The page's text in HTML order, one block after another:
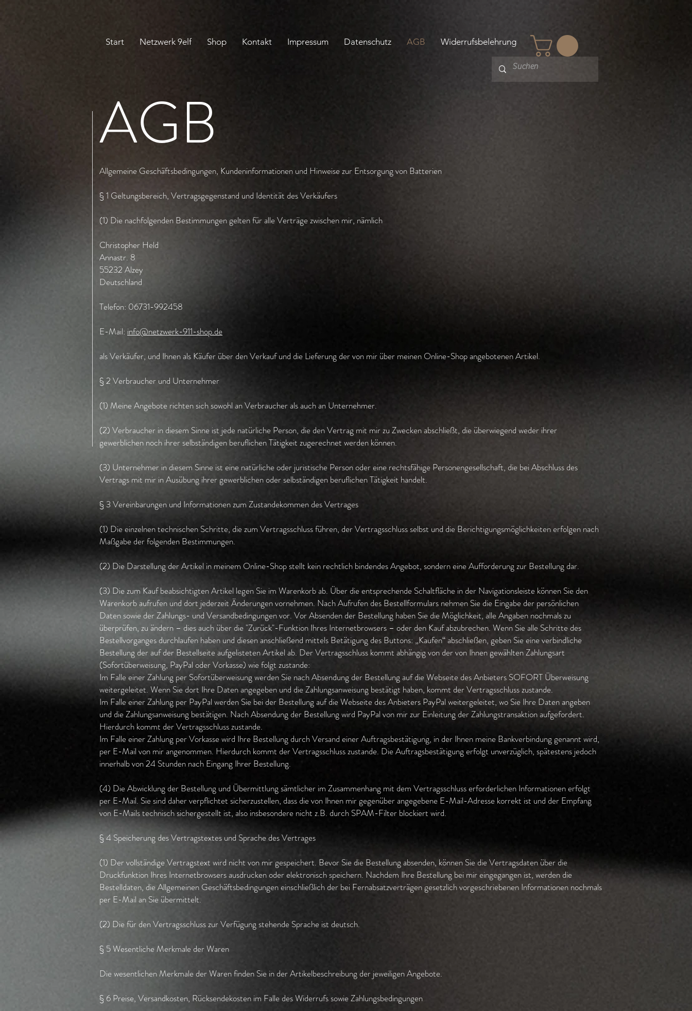
Start Netzwerk 9elf Shop Kontakt Impressum Datenschutz AGB Widerrufsbelehrung
AGB
Allgemeine Geschäftsbedingungen, Kundeninformationen und Hinweise zur Entsorgung von Batterien
§ 1 Geltungsbereich, Vertragsgegenstand und Identität des Verkäufers
(1) Die nachfolgenden Bestimmungen gelten für alle Verträge zwischen mir, nämlich
Christopher Held
Annastr. 8
55232 Alzey
Deutschland
Telefon: 06731-992458
E-Mail: info@netzwerk-911-shop.de
als Verkäufer, und Ihnen als Käufer über den Verkauf und die Lieferung der von mir über meinen Online-Shop angebotenen Artikel.
§ 2 Verbraucher und Unternehmer
(1) Meine Angebote richten sich sowohl an Verbraucher als auch an Unternehmer.
(2) Verbraucher in diesem Sinne ist jede natürliche Person, die den Vertrag mit mir zu Zwecken abschließt, die überwiegend weder ihrer
gewerblichen noch ihrer selbständigen beruflichen Tätigkeit zugerechnet werden können.
(3) Unternehmer in diesem Sinne ist eine natürliche oder juristische Person oder eine rechtsfähige Personengesellschaft, die bei Abschluss des
Vertrags mit mir in Ausübung ihrer gewerblichen oder selbständigen beruflichen Tätigkeit handelt.
§ 3 Vereinbarungen und Informationen zum Zustandekommen des Vertrages
(1) Die einzelnen technischen Schritte, die zum Vertragsschluss führen, der Vertragsschluss selbst und die Berichtigungsmöglichkeiten erfolgen nach
Maßgabe der folgenden Bestimmungen.
(2) Die Darstellung der Artikel in meinem Online-Shop stellt kein rechtlich bindendes Angebot, sondern eine Aufforderung zur Bestellung dar.
(3) Die zum Kauf beabsichtigten Artikel legen Sie im Warenkorb ab. Über die entsprechende Schaltfläche in der Navigationsleiste können Sie den
Warenkorb aufrufen und dort jederzeit Änderungen vornehmen. Nach Aufrufen des Bestellformulars nehmen Sie die Eingabe der persönlichen
Daten sowie der Zahlungs- und Versandbedingungen vor. Vor Absenden der Bestellung haben Sie die Möglichkeit, alle Angaben nochmals zu
überprüfen, zu ändern – dies auch über die "Zurück"-Funktion Ihres Internetbrowsers – oder den Kauf abzubrechen. Wenn Sie alle Schritte des
Bestellvorganges durchlaufen haben und diesen anschließend mittels Betätigung des Buttons: „Kaufen“ abschließen, geben Sie eine verbindliche
Bestellung der auf der Bestellseite aufgelisteten Artikel ab. Der Vertragsschluss kommt abhängig von der von Ihnen gewählten Zahlungsart
(Sofortüberweisung, PayPal oder Vorkasse) wie folgt zustande:
Im Falle einer Zahlung per Sofortüberweisung werden Sie nach Absendung der Bestellung auf die Webseite des Anbieters SOFORT Überweisung
weitergeleitet. Wenn Sie dort Ihre Daten angegeben und die Zahlungsanweisung bestätigt haben, kommt der Vertragsschluss zustande.
Im Falle einer Zahlung per PayPal werden Sie bei der Bestellung auf die Webseite des Anbieters PayPal weitergeleitet, wo Sie Ihre Daten angeben
und die Zahlungsanweisung bestätigen. Nach Absendung der Bestellung wird PayPal von mir zur Einleitung der Zahlungstransaktion aufgefordert.
Hierdurch kommt der Vertragsschluss zustande.
Im Falle einer Zahlung per Vorkasse wird Ihre Bestellung durch Versand einer Auftragsbestätigung, in der Ihnen meine Bankverbindung genannt wird,
per E-Mail von mir angenommen. Hierdurch kommt der Vertragsschluss zustande. Die Auftragsbestätigung erfolgt unverzüglich, spätestens jedoch
innerhalb von 24 Stunden nach Eingang Ihrer Bestellung.
(4) Die Abwicklung der Bestellung und Übermittlung sämtlicher im Zusammenhang mit dem Vertragsschluss erforderlichen Informationen erfolgt
per E-Mail. Sie sind daher verpflichtet sicherzustellen, dass die von Ihnen mir gegenüber angegebene E-Mail-Adresse korrekt ist und der Empfang
von E-Mails technisch sichergestellt ist, also insbesondere nicht z.B. durch SPAM-Filter blockiert wird.
§ 4 Speicherung des Vertragstextes und Sprache des Vertrages
(1) Der vollständige Vertragstext wird nicht von mir gespeichert. Bevor Sie die Bestellung absenden, können Sie die Vertragsdaten über die
Druckfunktion Ihres Internetbrowsers ausdrucken oder elektronisch speichern. Nachdem Ihre Bestellung bei mir eingegangen ist, werden die
Bestelldaten, die Allgemeinen Geschäftsbedingungen einschließlich der bei Fernabsatzverträgen gesetzlich vorgeschriebenen Informationen nochmals
per E-Mail an Sie übermittelt.
(2) Die für den Vertragsschluss zur Verfügung stehende Sprache ist deutsch.
§ 5 Wesentliche Merkmale der Waren
Die wesentlichen Merkmale der Waren finden Sie in der Artikelbeschreibung der jeweiligen Angebote.
§ 6 Preise, Versandkosten, Rücksendekosten im Falle des Widerrufs sowie Zahlungsbedingungen